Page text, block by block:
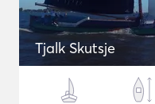
Tjalk Skutsje